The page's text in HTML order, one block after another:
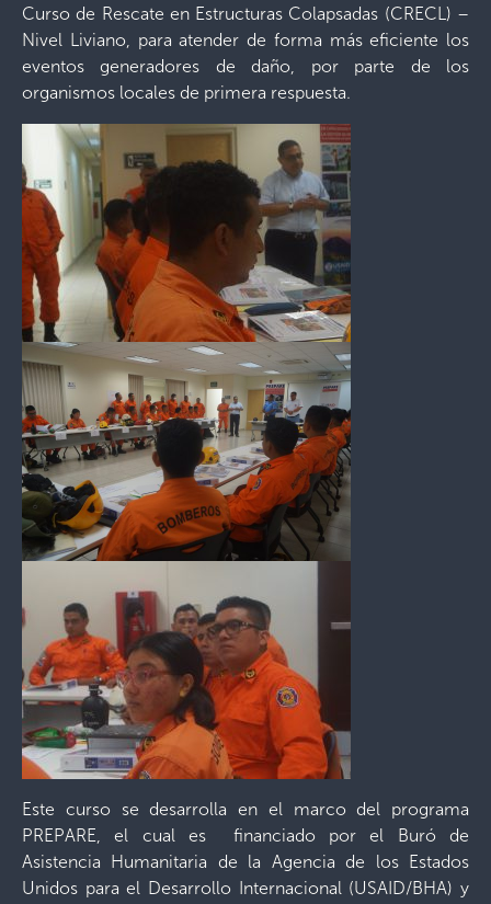
Curso de Rescate en Estructuras Colapsadas (CRECL) –
Nivel Liviano, para atender de forma más eficiente los
eventos generadores de daño, por parte de los
organismos locales de primera respuesta.
Este curso se desarrolla en el marco del programa
PREPARE, el cual es financiado por el Buró de
Asistencia Humanitaria de la Agencia de los Estados
Unidos para el Desarrollo Internacional (USAID/BHA) y